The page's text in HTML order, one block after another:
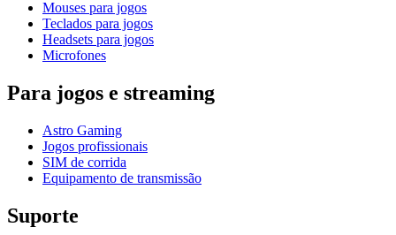
Mouses para jogos
Teclados para jogos
Headsets para jogos
Microfones
Para jogos e streaming
Astro Gaming
Jogos profissionais
SIM de corrida
Equipamento de transmissão
Suporte